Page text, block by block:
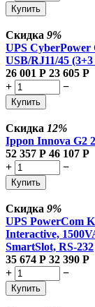
Купить
Скидка 9%
UPS CyberPower
USB/RJ11/45
26 001 Р 23 605 Р
+
−
Купить
Скидка 12%
Ippon Innova G2
52 357 Р 46 107 Р
+
−
Купить
Скидка 9%
UPS PowerCom
Interactive,
SmartSlot, RS-232
35 674 Р 32 390 Р
+
−
Купить